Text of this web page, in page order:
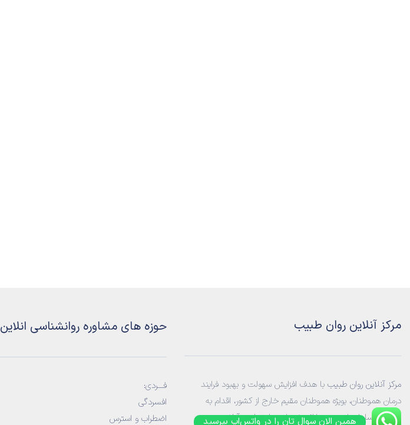
مرکز آنلاین روان طبیب
مرکز آنلاین روان طبیب با هدف افزایش سهولت و بهبود فرایند
درمان هموطنان، بویژه هموطنان مقیم خارج از کشور، اقدام به
راه‌اندازی سامانه‌ ای جهت ارائه خدماتروانشناسی آنلاینو
حوزه های مشاوره روانشناسی انلاین
فـــردی:
افسردگی
اضطراب و استرس
همین الان سوال تان را در واتس‌اپ بپرسید